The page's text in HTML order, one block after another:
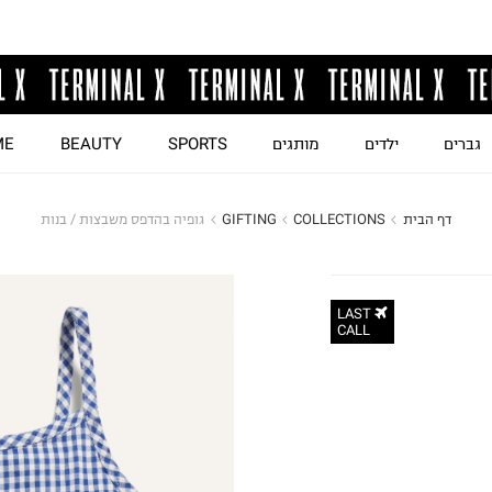
גברים ילדים מותגים SPORTS
BEAUTY
דף הבית COLLECTIONS
GIFTING גופיה בהדפס משבצות / בנות
LAST
CALL